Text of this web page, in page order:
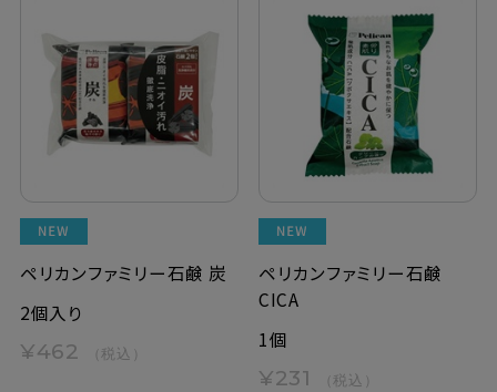
ペリカンファミリー石鹸 炭
2個入り
¥462 （税込）
ペリカンファミリー石鹸
CICA
1個
¥231 （税込）